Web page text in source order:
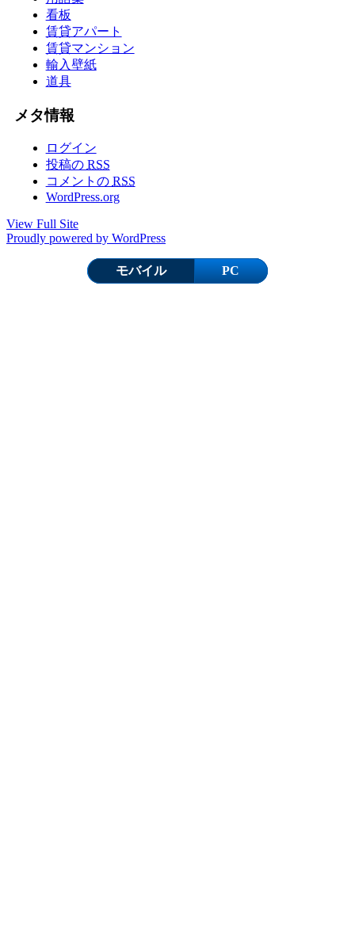
看板
賃貸アパート
賃貸マンション
輸入壁紙
道具
メタ情報
ログイン
投稿の RSS
コメントの RSS
WordPress.org
View Full Site
Proudly powered by WordPress
モバイル PC